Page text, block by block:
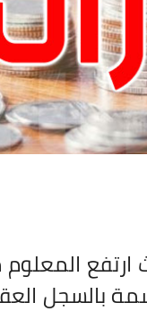
ارتفع
بالسجل